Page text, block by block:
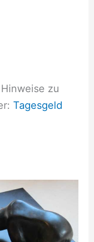
zu
Tagesgeld